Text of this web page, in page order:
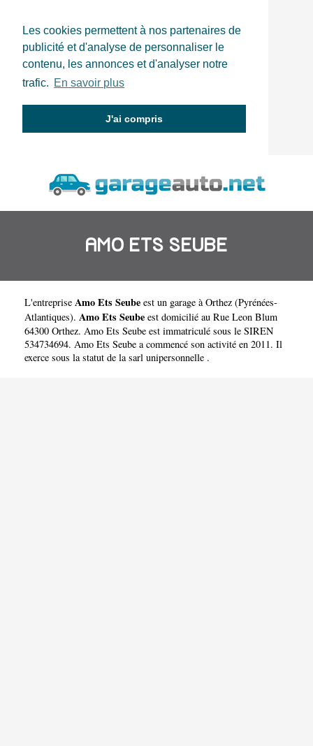
Les cookies permettent à nos partenaires de
publicité et d'analyse de personnaliser le
contenu, les annonces et d'analyser notre
trafic. En savoir plus
J'ai compris
AMO ETS SEUBE
L'entreprise Amo Ets Seube est un garage à Orthez (Pyrénées-
Atlantiques). Amo Ets Seube est domicilié au Rue Leon Blum
64300 Orthez. Amo Ets Seube est immatriculé sous le SIREN
534734694. Amo Ets Seube a commencé son activité en 2011. Il
exerce sous la statut de la sarl unipersonnelle .